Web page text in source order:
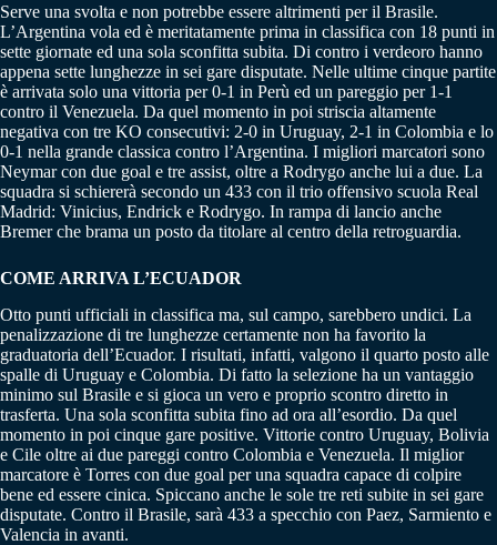
Serve una svolta e non potrebbe essere altrimenti per il Brasile.
L’Argentina vola ed è meritatamente prima in classifica con 18 punti in
sette giornate ed una sola sconfitta subita. Di contro i verdeoro hanno
appena sette lunghezze in sei gare disputate. Nelle ultime cinque partite
è arrivata solo una vittoria per 0-1 in Perù ed un pareggio per 1-1
contro il Venezuela. Da quel momento in poi striscia altamente
negativa con tre KO consecutivi: 2-0 in Uruguay, 2-1 in Colombia e lo
0-1 nella grande classica contro l’Argentina. I migliori marcatori sono
Neymar con due goal e tre assist, oltre a Rodrygo anche lui a due. La
squadra si schiererà secondo un 433 con il trio offensivo scuola Real
Madrid: Vinicius, Endrick e Rodrygo. In rampa di lancio anche
Bremer che brama un posto da titolare al centro della retroguardia.
COME ARRIVA L’ECUADOR
Otto punti ufficiali in classifica ma, sul campo, sarebbero undici. La
penalizzazione di tre lunghezze certamente non ha favorito la
graduatoria dell’Ecuador. I risultati, infatti, valgono il quarto posto alle
spalle di Uruguay e Colombia. Di fatto la selezione ha un vantaggio
minimo sul Brasile e si gioca un vero e proprio scontro diretto in
trasferta. Una sola sconfitta subita fino ad ora all’esordio. Da quel
momento in poi cinque gare positive. Vittorie contro Uruguay, Bolivia
e Cile oltre ai due pareggi contro Colombia e Venezuela. Il miglior
marcatore è Torres con due goal per una squadra capace di colpire
bene ed essere cinica. Spiccano anche le sole tre reti subite in sei gare
disputate. Contro il Brasile, sarà 433 a specchio con Paez, Sarmiento e
Valencia in avanti.